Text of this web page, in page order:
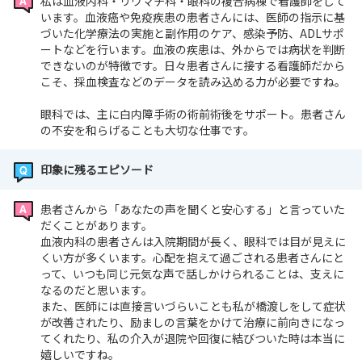
います。血液癌や免疫疾患の患者さんには、医師の指示に基
づいた化学療法の実施と副作用のケア、感染予防、ADLサポ
ートなどを行います。血液の疾患は、外からでは病状を判断
できないのが特徴です。日々患者さんに接する看護師だから
こそ、採血検査などのデータを読み込める力が必要ですね。
眼科では、主に白内障手術の術前術後をサポート。患者さん
の不安を和らげることも大切な仕事です。
印象に残るエピソード
患者さんから「あなたの声を聞くと安心する」と言っていた
だくことがあります。
血液内科の患者さんは入院期間が長く、眼科では目が見えに
くい方が多くいます。心配を抱えて過ごされる患者さんにと
って、いつも同じ元気な声で話しかけられることは、支えに
なるのだと思います。
また、医師には直接言いづらいことも私が橋渡しをして症状
が改善されたり、励ましの言葉をかけて治療に前向きになっ
てくれたり、私の介入が退院や回復に結びついた時は本当に
嬉しいですね。